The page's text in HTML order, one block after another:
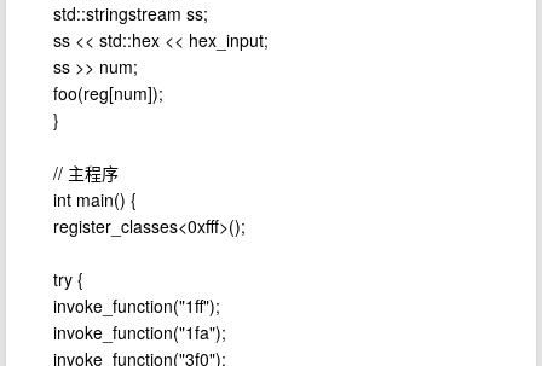
std::stringstream ss;
ss << std::hex << hex_input;
ss >> num;
foo(reg[num]);
}
// 主程序
int main() {
register_classes<0xfff>();
try {
invoke_function("1ff");
invoke_function("1fa");
invoke_function("3f0");